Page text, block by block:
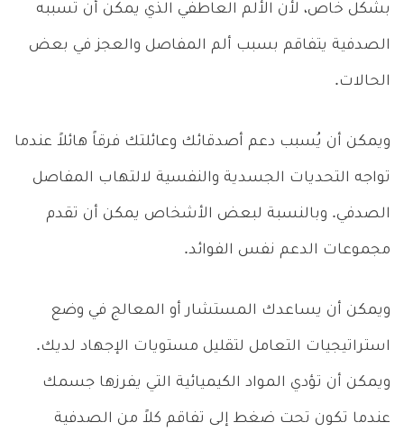
بشكل خاص، لأن الألم العاطفي الذي يمكن أن تُسببه
الصدفية يتفاقم بسبب ألم المفاصل والعجز في بعض
الحالات.
ويمكن أن يُسبب دعم أصدقائك وعائلتك فرقاً هائلاً عندما
تواجه التحديات الجسدية والنفسية لالتهاب المفاصل
الصدفي. وبالنسبة لبعض الأشخاص يمكن أن تقدم
مجموعات الدعم نفس الفوائد.
ويمكن أن يساعدك المستشار أو المعالج في وضع
استراتيجيات التعامل لتقليل مستويات الإجهاد لديك.
ويمكن أن تؤدي المواد الكيميائية التي يفرزها جسمك
عندما تكون تحت ضغط إلى تفاقم كلاً من الصدفية